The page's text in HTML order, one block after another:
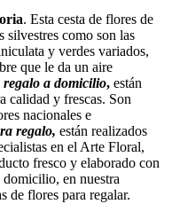
. Esta cesta de flores de
silvestres como son las
y verdes variados,
que le da un aire
regalo a domicilio, están
calidad y frescas. Son
nacionales e
regalo, están realizados
en el Arte Floral,
fresco y elaborado con
en nuestra
de flores para regalar.